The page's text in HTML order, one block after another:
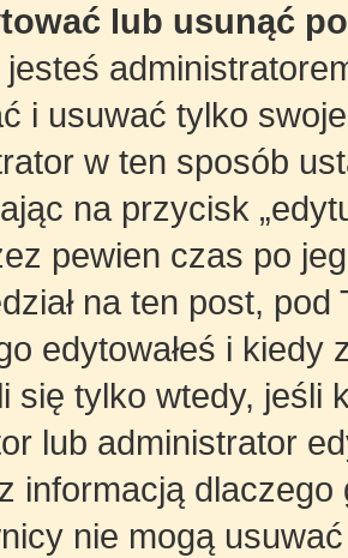
lub usunąć
i usuwać tylko
w ten sposób
na przycisk
pewien czas po
na ten post,
edytowałeś i kiedy
się tylko wtedy, jeśli
lub administrator
informacją
nie mogą